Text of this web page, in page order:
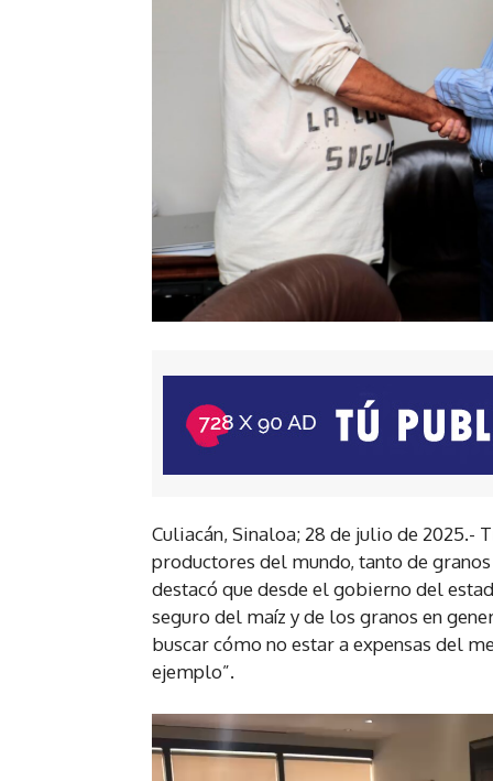
Culiacán, Sinaloa; 28 de julio de 2025.-
productores del mundo, tanto de
destacó que desde el gobierno del
seguro del maíz y de los granos en
buscar cómo no estar a expensas del
ejemplo”.
R
e